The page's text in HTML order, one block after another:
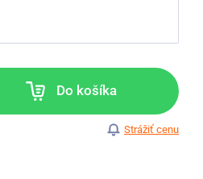
Do košíka
Strážiť cenu